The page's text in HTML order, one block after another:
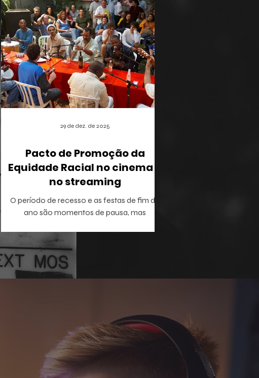
Pacto de Promoção da
Equidade Racial no cinema e
no streaming
O período de recesso e as festas de fim de
ano são momentos de pausa, mas
aprofundar o repertório sobre temas que
dominam a agenda social e corporativa.
29 de dez. de 2025